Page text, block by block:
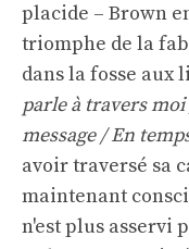
placide – Brown
triomphe de la
dans la fosse aux
parle à travers moi
message / En
avoir traversé sa
maintenant
n'est plus asservi